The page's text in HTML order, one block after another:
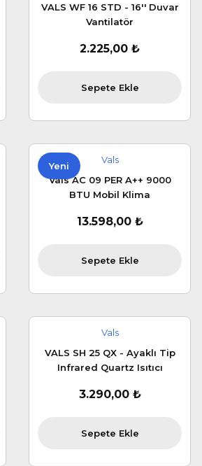
VALS WF 16 STD - 16'' Duvar
Vantilatör
2.225,00 ₺
Sepete Ekle
Yeni
Vals
Vals AC 09 PER A++ 9000
BTU Mobil Klima
13.598,00 ₺
Sepete Ekle
Vals
VALS SH 25 QX - Ayaklı Tip
Infrared Quartz Isıtıcı
3.290,00 ₺
Sepete Ekle